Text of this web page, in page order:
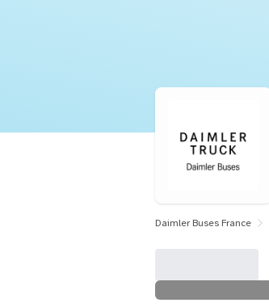
Daimler Buses France